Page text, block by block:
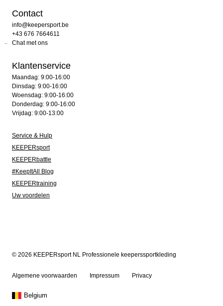
Contact
info@keepersport.be
+43 676 7664611
Chat met ons
Klantenservice
Maandag: 9:00-16:00
Dinsdag: 9:00-16:00
Woensdag: 9:00-16:00
Donderdag: 9:00-16:00
Vrijdag: 9:00-13:00
Service & Hulp
KEEPERsport
KEEPERbattle
#KeepItAll Blog
KEEPERtraining
Uw voordelen
© 2026 KEEPERsport NL Professionele keeperssportkleding
Algemene voorwaarden Impressum Privacy
Belgium